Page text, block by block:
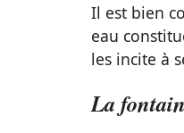
Il est bien
eau
les incite à
La